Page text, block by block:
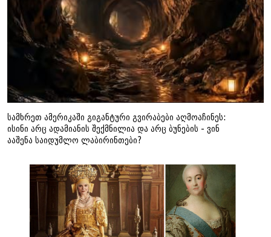
სამხრეთ ამერიკაში გიგანტური გვირაბები აღმოაჩინეს:
ისინი არც ადამიანის შექმნილია და არც ბუნების - ვინ
ააშენა საიდუმლო ლაბირინთები?